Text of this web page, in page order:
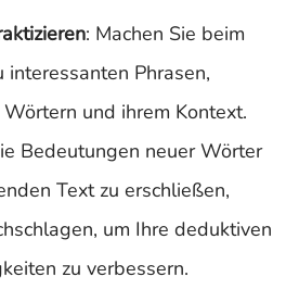
: Machen Sie beim
interessanten Phrasen,
und ihrem Kontext.
Bedeutungen neuer Wörter
Text zu erschließen,
um Ihre deduktiven
zu verbessern.